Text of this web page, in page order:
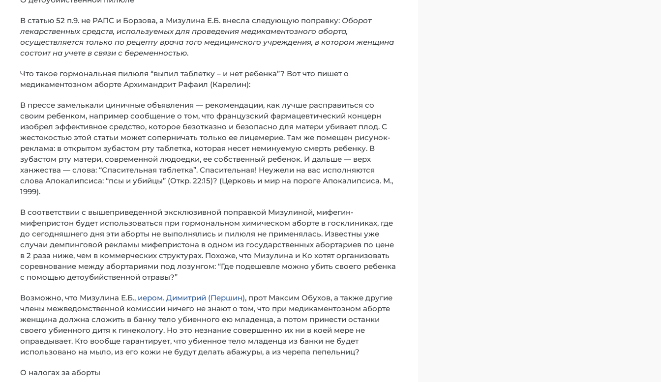
В статью 52 п.9. не РАПС и Борзова, а Мизулина Е.Б. внесла следующую поправку: Оборот
лекарственных средств, используемых для проведения медикаментозного аборта,
осуществляется только по рецепту врача того медицинского учреждения, в котором женщина
состоит на учете в связи с беременностью.
Что такое гормональная пилюля “выпил таблетку – и нет ребенка”? Вот что пишет о
медикаментозном аборте Архимандрит Рафаил (Карелин):
В прессе замелькали циничные объявления — рекомендации, как лучше расправиться со
своим ребенком, например сообщение о том, что французский фармацевтический концерн
изобрел эффективное средство, которое безотказно и безопасно для матери убивает плод. С
жестокостью этой статьи может соперничать только ее лицемерие. Там же помещен рисунок-
реклама: в открытом зубастом рту таблетка, которая несет неминуемую смерть ребенку. В
зубастом рту матери, современной людоедки, ее собственный ребенок. И дальше — верх
ханжества — слова: “Спасительная таблетка”. Спасительная! Неужели на вас исполняются
слова Апокалипсиса: “псы и убийцы” (Откр. 22:15)? (Церковь и мир на пороге Апокалипсиса. М.,
1999).
В соответствии с вышеприведенной эксклюзивной поправкой Мизулиной, мифегин-
мифепристон будет использоваться при гормональном химическом аборте в госклиниках, где
до сегодняшнего дня эти аборты не выполнялись и пилюля не применялась. Известны уже
случаи демпинговой рекламы мифепристона в одном из государственных абортариев по цене
в 2 раза ниже, чем в коммерческих структурах. Похоже, что Мизулина и Ко хотят организовать
соревнование между абортариями под лозунгом: “Где подешевле можно убить своего ребенка
с помощью детоубийственной отравы?”
Возможно, что Мизулина Е.Б., иером. Димитрий (Першин), прот Максим Обухов, а также другие
члены межведомственной комиссии ничего не знают о том, что при медикаментозном аборте
женщина должна сложить в банку тело убиенного ею младенца, а потом принести останки
своего убиенного дитя к гинекологу. Но это незнание совершенно их ни в коей мере не
оправдывает. Кто вообще гарантирует, что убиенное тело младенца из банки не будет
использовано на мыло, из его кожи не будут делать абажуры, а из черепа пепельниц?
О налогах за аборты